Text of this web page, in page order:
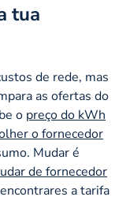
tua
de rede, mas
as ofertas do
o preço do kWh
o fornecedor
Mudar é
de fornecedor
a tarifa